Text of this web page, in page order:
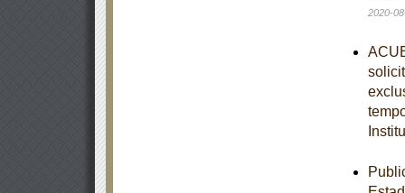
2020-